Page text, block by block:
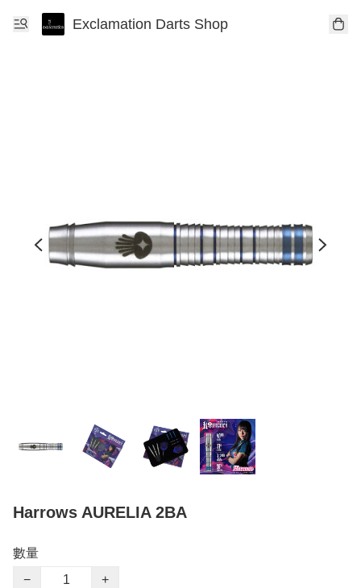
Exclamation Darts Shop
Harrows AURELIA 2BA
數量
−
+